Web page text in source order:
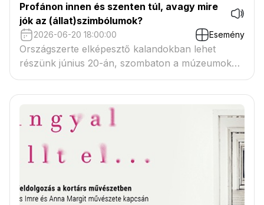
Profánon innen és szenten túl, avagy mire
jók az (állat)szimbólumok?
2026-06-20 18:00:00 Esemény
Országszerte elképesztő kalandokban lehet
részünk június 20-án, szombaton a múzeumok
éjszakáján.